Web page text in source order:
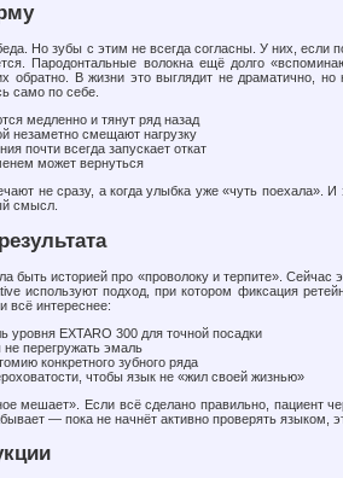
Но зубы с этим не всегда согласны. У них, если
Пародонтальные волокна ещё долго
обратно. В жизни это выглядит не драматично, но
само по себе.
медленно и тянут ряд назад
незаметно смещают нагрузку
почти всегда запускает откат
может вернуться
не сразу, а когда улыбка уже «чуть поехала». И
смысл.
быть историей про «проволоку и терпите». Сейчас
используют подход, при котором фиксация
всё интереснее:
уровня EXTARO 300 для точной посадки
не перегружать эмаль
конкретного зубного ряда
чтобы язык не «жил своей жизнью»
мешает». Если всё сделано правильно, пациент
— пока не начнёт активно проверять языком,